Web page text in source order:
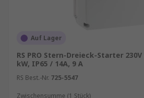
Auf Lager
RS PRO Stern-Dreieck-Starter
kW, IP65 / 14A, 9 A
RS Best.-Nr. 725-5547
Zwischensumme (1 Stück)